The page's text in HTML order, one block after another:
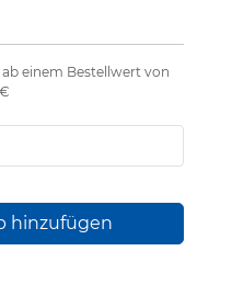
einem Bestellwert von